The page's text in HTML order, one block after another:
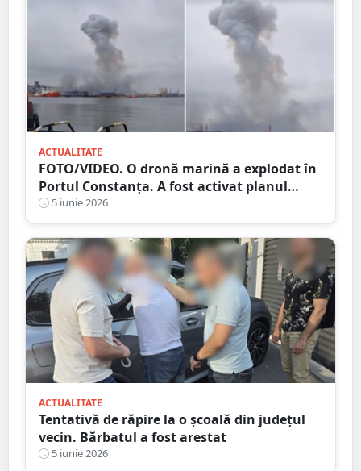
ACTUALITATE
FOTO/VIDEO. O dronă marină a explodat în
Portul Constanța. A fost activat planul
Roșu de Intervenție
5 iunie 2026
ACTUALITATE
Tentativă de răpire la o școală din județul
vecin. Bărbatul a fost arestat
5 iunie 2026